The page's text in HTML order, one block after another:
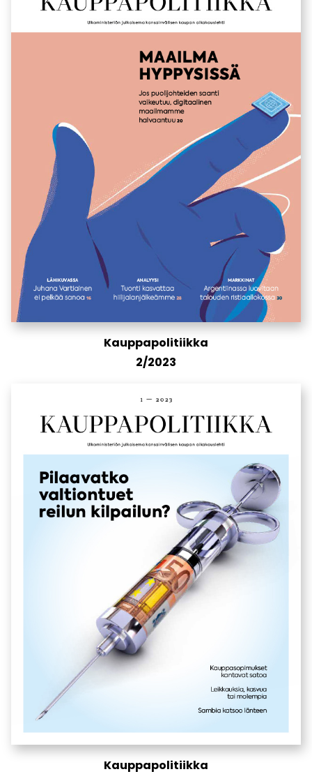
Kauppapolitiikka
2/2023
Kauppapolitiikka